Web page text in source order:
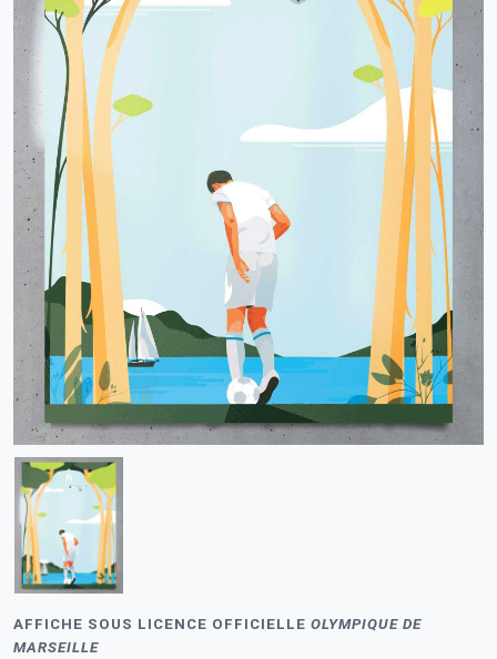
AFFICHE SOUS LICENCE OFFICIELLE OLYMPIQUE DE
MARSEILLE